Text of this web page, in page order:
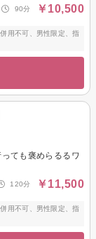
90分 ￥10,500
用不可、男性限定、指
ても褒めらるるワ
120分 ￥11,500
用不可、男性限定、指